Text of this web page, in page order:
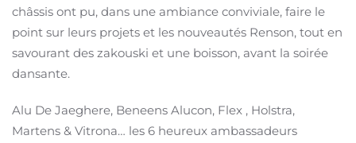
châssis ont pu, dans une ambiance conviviale, faire le
point sur leurs projets et les nouveautés Renson, tout en
savourant des zakouski et une boisson, avant la soirée
dansante.
Alu De Jaeghere, Beneens Alucon, Flex , Holstra,
Martens & Vitrona… les 6 heureux ambassadeurs